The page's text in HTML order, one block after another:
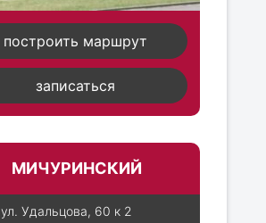
построить маршрут
записаться
МИЧУРИНСКИЙ
ул. Удальцова, 60 к 2